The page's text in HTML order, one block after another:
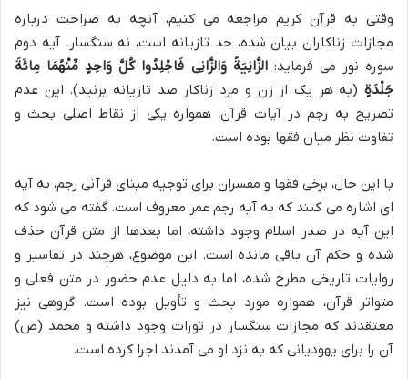
وقتی به قرآن کریم مراجعه می کنیم، آنچه به صراحت درباره
مجازات زناکاران بیان شده، حد تازیانه است، نه سنگسار. آیه دوم
سوره نور می فرماید:الزَّانِیَةُ وَالزَّانِی فَاجْلِدُوا کُلَّ وَاحِدٍ مِّنْهُمَا مِائَةَ
جَلْدَةٍ (به هر یک از زن و مرد زناکار صد تازیانه بزنید). این عدم
تصریح به رجم در آیات قرآن، همواره یکی از نقاط اصلی بحث و
تفاوت نظر میان فقها بوده است.
با این حال، برخی فقها و مفسران برای توجیه مبنای قرآنی رجم، به آیه
ای اشاره می کنند که به آیه رجم عمر معروف است. گفته می شود که
این آیه در صدر اسلام وجود داشته، اما بعدها از متن قرآن حذف
شده و حکم آن باقی مانده است. این موضوع، هرچند در تفاسیر و
روایات تاریخی مطرح شده، اما به دلیل عدم حضور در متن فعلی و
متواتر قرآن، همواره مورد بحث و تأویل بوده است. گروهی نیز
معتقدند که مجازات سنگسار در تورات وجود داشته و محمد (ص)
آن را برای یهودیانی که به نزد او می آمدند اجرا کرده است.